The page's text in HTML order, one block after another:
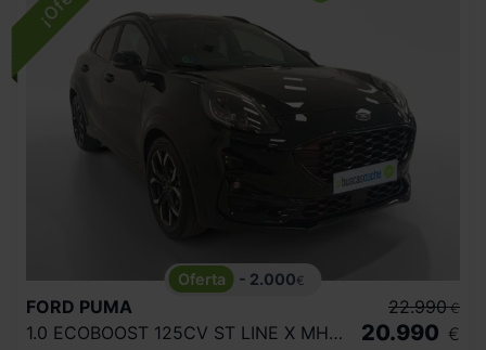
- 2.000€
FORD PUMA
1.0 ECOBOOST 125CV ST LINE X MHEV
22.990 €
20.990 €